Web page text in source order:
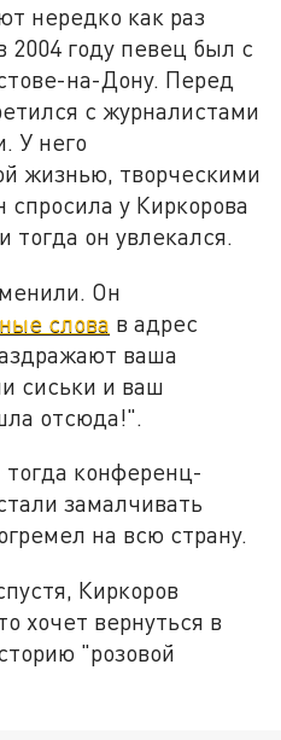
нередко как раз
году певец был с
на-Дону. Перед
с журналистами
У него
жизнью, творческими
у Киркорова
тогда он увлекался.
Он
слова в адрес
ваша
сиськи и ваш
отсюда!".
конференц-
замалчивать
на всю страну.
Киркоров
хочет вернуться в
"розовой